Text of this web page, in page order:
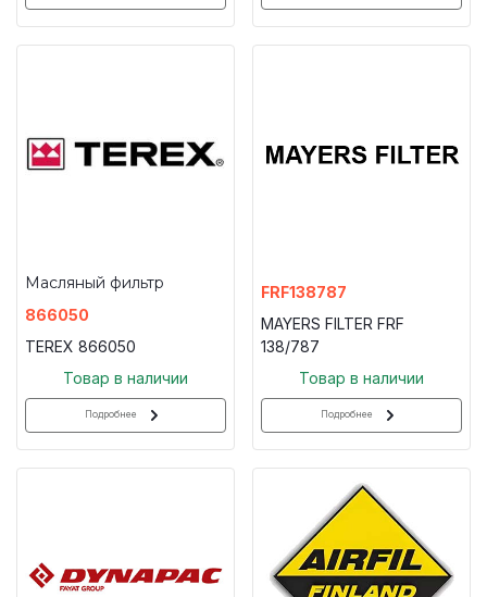
Масляный фильтр
866050
TEREX 866050
Товар в наличии
Подробнее
FRF138787
MAYERS FILTER FRF
138/787
Товар в наличии
Подробнее